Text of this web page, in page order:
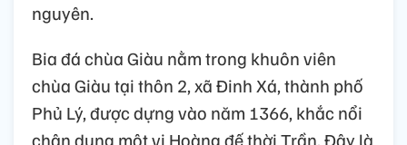
nguyên.
Bia đá chùa Giàu nằm trong khuôn viên
chùa Giàu tại thôn 2, xã Đinh Xá, thành phố
Phủ Lý, được dựng vào năm 1366, khắc nổi
chân dung một vị Hoàng đế thời Trần. Đây là